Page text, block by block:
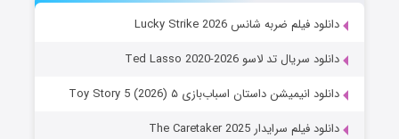
دانلود فیلم ضربه شانس Lucky Strike 2026
دانلود سریال تد لاسو Ted Lasso 2020-2026
دانلود انیمیشن داستان اسباب‌بازی ۵ Toy Story 5 (2026)
دانلود فیلم سرایدار The Caretaker 2025